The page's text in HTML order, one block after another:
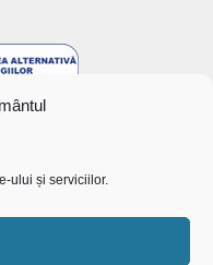
ului și serviciilor.
cu gust